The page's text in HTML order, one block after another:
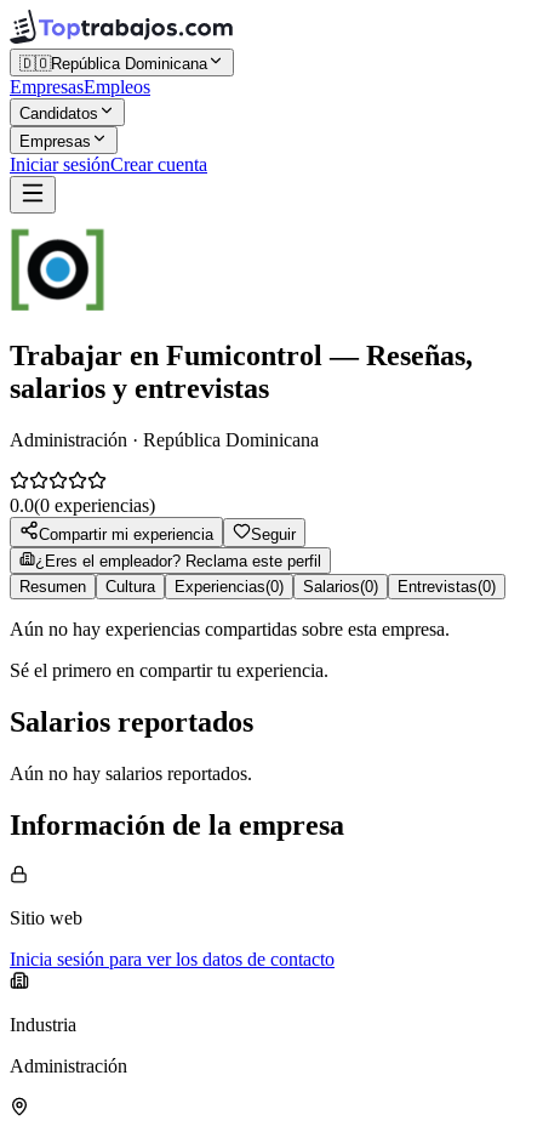
🇩🇴República Dominicana
EmpresasEmpleos
Candidatos
Empresas
Iniciar sesiónCrear cuenta
Trabajar en Fumicontrol — Reseñas,
salarios y entrevistas
Administración · República Dominicana
0.0(0 experiencias)
Compartir mi experiencia
Seguir
¿Eres el empleador? Reclama este perfil
Resumen
Cultura Experiencias(0) Salarios(0) Entrevistas(0)
Aún no hay experiencias compartidas sobre esta empresa.
Sé el primero en compartir tu experiencia.
Salarios reportados
Aún no hay salarios reportados.
Información de la empresa
Sitio web
Inicia sesión para ver los datos de contacto
Industria
Administración